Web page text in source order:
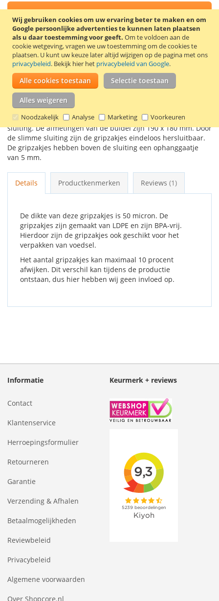
Wij gebruiken cookies om uw ervaring beter te maken en om
Google persoonlijke advertenties te kunnen laten plaatsen
als u daar toestemming voor geeft. Om te voldoen aan de
cookie wetgeving, vragen we uw toestemming om de cookies te
plaatsen. U kunt uw keuze later altijd wijzigen op de pagina met ons
privacybeleid. Bekijk hier het privacybeleid van Google.
Alle cookies toestaan Selectie toestaan
Alles weigeren
Noodzakelijk Analyse Marketing Voorkeuren
VOEG TOE AAN VERLANGLIJST
TOEVOEGEN OM TE VERGELIJKEN
100 Transparante gripzakjes met buidel en 3 witte
schrijfvlakken (kangoeroezakjes). Deze gripzakjes hebben de
afmetingen 190 x 250 mm. Dit zijn de buitenmaten tot de
sluiting. De afmetingen van de buidel zijn 190 x 180 mm. Door
de slimme sluiting zijn de gripzakjes eindeloos hersluitbaar.
De gripzakjes hebben boven de sluiting een ophanggaatje
van 5 mm.
Details Productkenmerken Reviews 1
De dikte van deze gripzakjes is 50 micron. De
gripzakjes zijn gemaakt van LDPE en zijn BPA-vrij.
Hierdoor zijn de gripzakjes ook geschikt voor het
verpakken van voedsel.
Het aantal gripzakjes kan maximaal 10 procent
afwijken. Dit verschil kan tijdens de productie
ontstaan, dus hier hebben wij geen invloed op.
Informatie
Contact
Klantenservice
Herroepingsformulier
Retourneren
Garantie
Verzending & Afhalen
Betaalmogelijkheden
Reviewbeleid
Privacybeleid
Algemene voorwaarden
Over Shopcore.nl
Keurmerk + reviews